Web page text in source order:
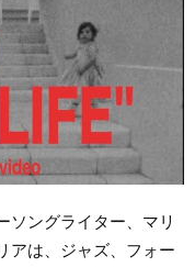
ソングライター、マリ
アは、ジャズ、フォー